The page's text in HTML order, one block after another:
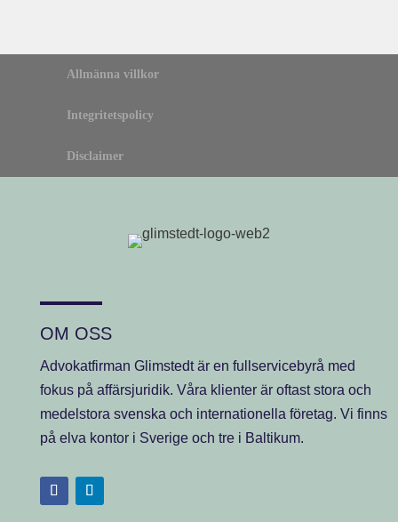
Allmänna villkor
Integritetspolicy
Disclaimer
OM OSS
Advokatfirman Glimstedt är en fullservicebyrå med
fokus på affärsjuridik. Våra klienter är oftast stora och
medelstora svenska och internationella företag. Vi finns
på elva kontor i Sverige och tre i Baltikum.